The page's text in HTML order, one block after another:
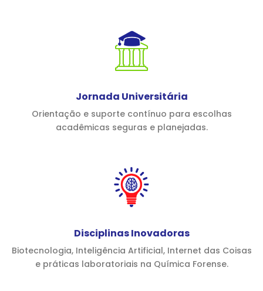
Jornada Universitária
Orientação e suporte contínuo para escolhas
acadêmicas seguras e planejadas.
Disciplinas Inovadoras
Biotecnologia, Inteligência Artificial, Internet das Coisas
e práticas laboratoriais na Química Forense.